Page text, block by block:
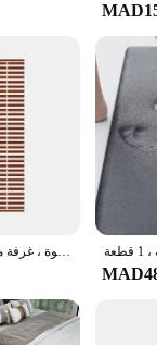
حصيرة أرضية مربعة من الطوب ، سجادة مانعة للإنزلاق ، سجادة غرفة نوم ناعمة ، غرفة معيشة والمنزل ، طاولة قهوة ، غرفة مرحاض فاخرة خفيفة